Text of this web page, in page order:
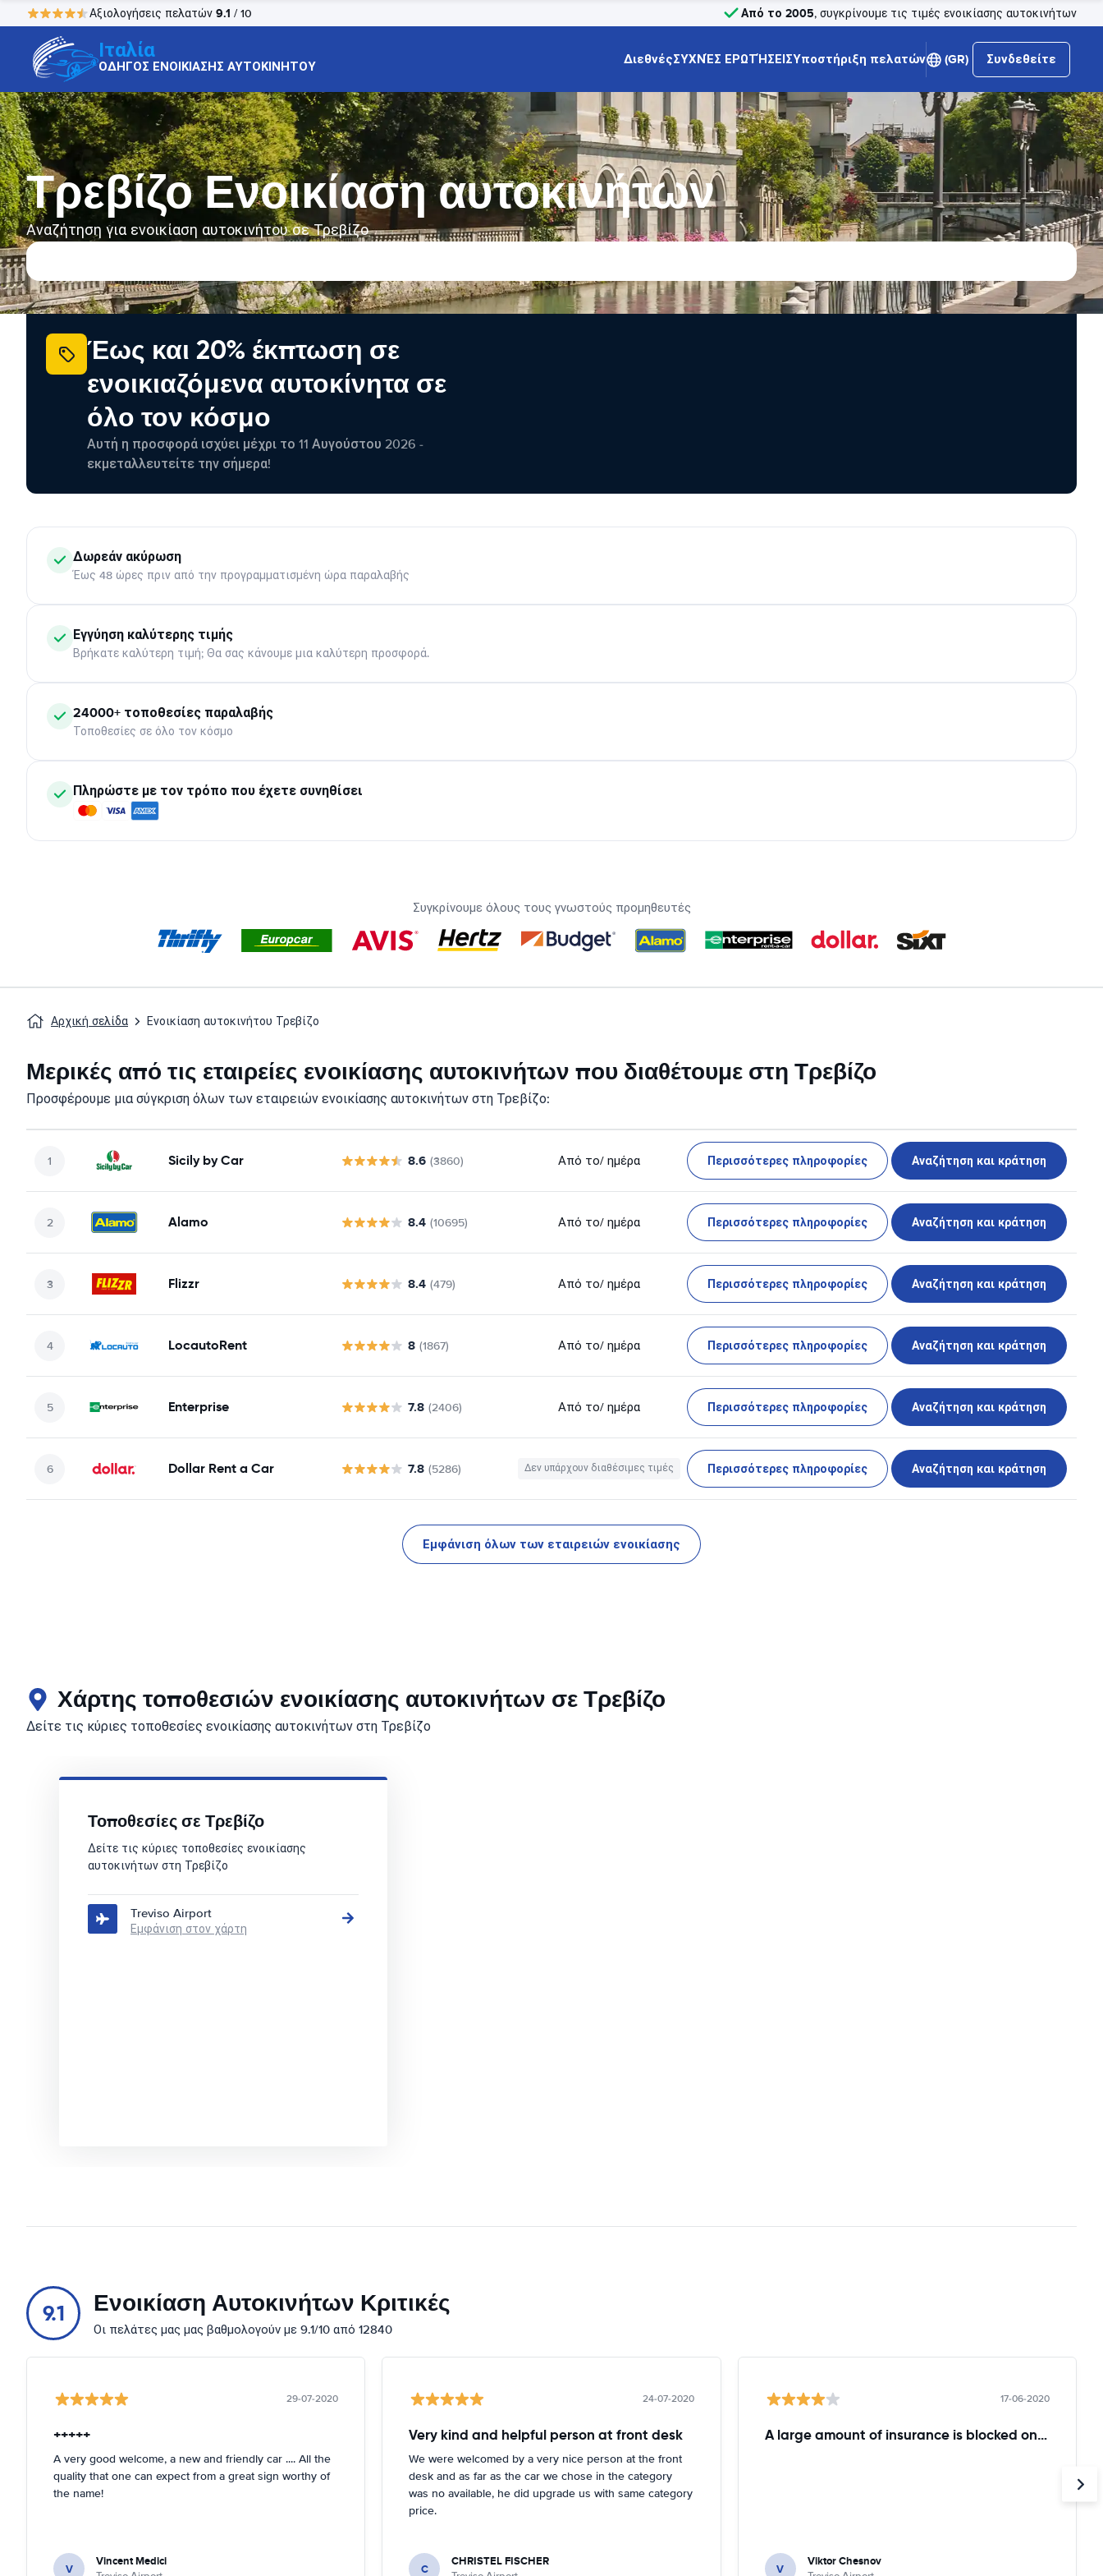
Αξιολογήσεις πελατών 9.1 / 10 Από το 2005, συγκρίνουμε τις τιμές ενοικίασης αυτοκινήτων
Ιταλία
ΟΔΗΓΟΣ ΕΝΟΙΚΙΑΣΗΣ ΑΥΤΟΚΙΝΗΤΟΥ ΔιεθνέςΣΥΧΝΈΣ ΕΡΩΤΉΣΕΙΣΥποστήριξη πελατών (GR) Συνδεθείτε
Τρεβίζο Ενοικίαση αυτοκινήτων
Αναζήτηση για ενοικίαση αυτοκινήτου σε Τρεβίζο
Έως και 20% έκπτωση σε
ενοικιαζόμενα αυτοκίνητα σε
όλο τον κόσμο
Αυτή η προσφορά ισχύει μέχρι το 11 Αυγούστου 2026 -
εκμεταλλευτείτε την σήμερα!
Δωρεάν ακύρωση
Έως 48 ώρες πριν από την προγραμματισμένη ώρα παραλαβής
Εγγύηση καλύτερης τιμής
Βρήκατε καλύτερη τιμή; Θα σας κάνουμε μια καλύτερη προσφορά.
24000+ τοποθεσίες παραλαβής
Τοποθεσίες σε όλο τον κόσμο
Πληρώστε με τον τρόπο που έχετε συνηθίσει
Συγκρίνουμε όλους τους γνωστούς προμηθευτές
Αρχική σελίδα Ενοικίαση αυτοκινήτου Τρεβίζο
Μερικές από τις εταιρείες ενοικίασης αυτοκινήτων που διαθέτουμε στη Τρεβίζο
Προσφέρουμε μια σύγκριση όλων των εταιρειών ενοικίασης αυτοκινήτων στη Τρεβίζο:
Sicily by Car 8.6 (3860) Από το/ ημέρα Περισσότερες πληροφορίες Αναζήτηση και κράτηση
Alamo 8.4 (10695) Από το/ ημέρα Περισσότερες πληροφορίες Αναζήτηση και κράτηση
Flizzr 8.4 (479) Από το/ ημέρα Περισσότερες πληροφορίες Αναζήτηση και κράτηση
LocautoRent 8 (1867) Από το/ ημέρα Περισσότερες πληροφορίες Αναζήτηση και κράτηση
Enterprise 7.8 (2406) Από το/ ημέρα Περισσότερες πληροφορίες Αναζήτηση και κράτηση
Dollar Rent a Car 7.8 (5286) Δεν υπάρχουν διαθέσιμες τιμές Περισσότερες πληροφορίες Αναζήτηση και κράτηση
Εμφάνιση όλων των εταιρειών ενοικίασης
Χάρτης τοποθεσιών ενοικίασης αυτοκινήτων σε Τρεβίζο
Δείτε τις κύριες τοποθεσίες ενοικίασης αυτοκινήτων στη Τρεβίζο
Τοποθεσίες σε Τρεβίζο
Δείτε τις κύριες τοποθεσίες ενοικίασης
αυτοκινήτων στη Τρεβίζο
Treviso Airport
Εμφάνιση στον χάρτη
9.1 Ενοικίαση Αυτοκινήτων Κριτικές
Οι πελάτες μας μας βαθμολογούν με 9.1/10 από 12840
29-07-2020
+++++
A very good welcome, a new and friendly car .... All the
quality that one can expect from a great sign worthy of
the name!
V Vincent Medici
24-07-2020
Very kind and helpful person at front desk
We were welcomed by a very nice person at the front
desk and as far as the car we chose in the category
was no available, he did upgrade us with same category
price.
C CHRISTEL FISCHER
17-06-2020
A large amount of insurance is blocked on the Credit Card - 1200 eur
V Viktor Chesnov